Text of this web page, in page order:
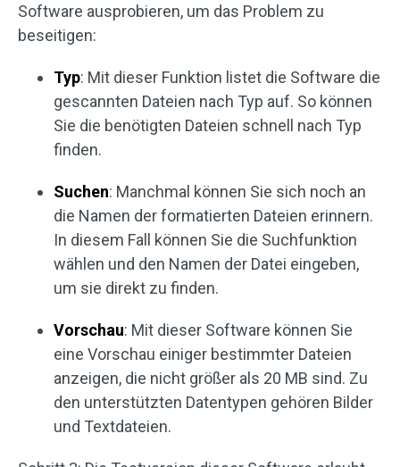
Software ausprobieren, um das Problem zu
beseitigen:
Typ: Mit dieser Funktion listet die Software die
gescannten Dateien nach Typ auf. So können
Sie die benötigten Dateien schnell nach Typ
finden.
Suchen: Manchmal können Sie sich noch an
die Namen der formatierten Dateien erinnern.
In diesem Fall können Sie die Suchfunktion
wählen und den Namen der Datei eingeben,
um sie direkt zu finden.
Vorschau: Mit dieser Software können Sie
eine Vorschau einiger bestimmter Dateien
anzeigen, die nicht größer als 20 MB sind. Zu
den unterstützten Datentypen gehören Bilder
und Textdateien.